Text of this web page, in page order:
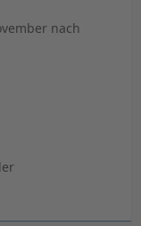
nach